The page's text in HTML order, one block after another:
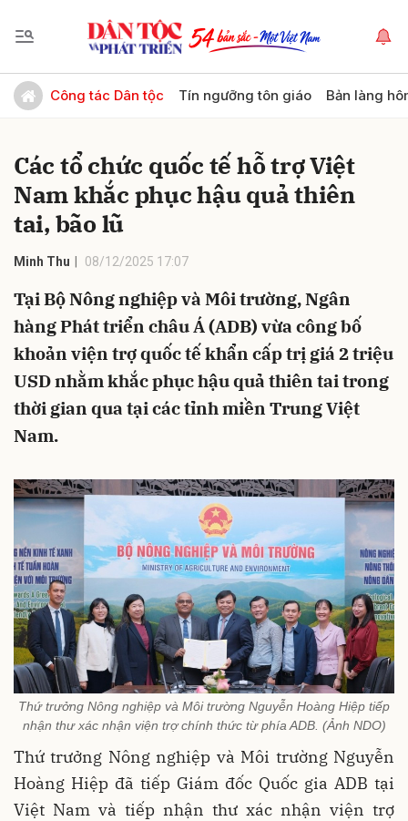
Công tác Dân tộc Tín ngưỡng tôn giáo Bản làng
Các tổ chức quốc tế hỗ trợ Việt
Nam khắc phục hậu quả thiên
tai, bão lũ
Minh Thu 08/12/2025 17:07
Tại Bộ Nông nghiệp và Môi trường, Ngân
hàng Phát triển châu Á (ADB) vừa công bố
khoản viện trợ quốc tế khẩn cấp trị giá 2 triệu
USD nhằm khắc phục hậu quả thiên tai trong
thời gian qua tại các tỉnh miền Trung Việt
Nam.
Thứ trưởng Nông nghiệp và Môi trường Nguyễn Hoàng Hiệp tiếp
nhận thư xác nhận viện trợ chính thức từ phía ADB. (Ảnh NDO)
Thứ trưởng Nông nghiệp và Môi trường Nguyễn
Hoàng Hiệp đã tiếp Giám đốc Quốc gia ADB tại
Việt Nam và tiếp nhận thư xác nhận viện trợ
Gửi bình luận